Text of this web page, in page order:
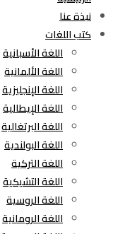
نبذة عنا
كتب اللغات
اللغة الأسبانية
اللغة الألمانية
اللغة الإنجليزية
اللغة الإيطالية
اللغة البرتغالية
اللغة البولندية
اللغة التركية
اللغة التشيكية
اللغة الروسية
اللغة الرومانية